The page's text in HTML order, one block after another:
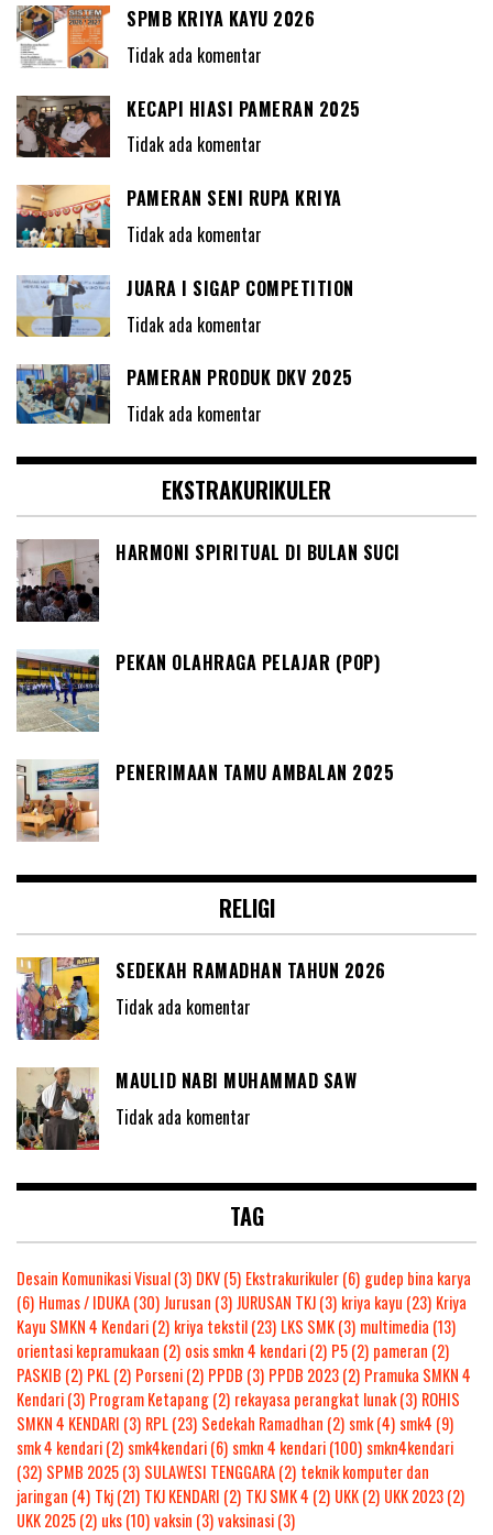
SPMB KRIYA KAYU 2026
Tidak ada komentar
KECAPI HIASI PAMERAN 2025
Tidak ada komentar
PAMERAN SENI RUPA KRIYA
Tidak ada komentar
JUARA I SIGAP COMPETITION
Tidak ada komentar
PAMERAN PRODUK DKV 2025
Tidak ada komentar
EKSTRAKURIKULER
HARMONI SPIRITUAL DI BULAN SUCI
PEKAN OLAHRAGA PELAJAR (POP)
PENERIMAAN TAMU AMBALAN 2025
RELIGI
SEDEKAH RAMADHAN TAHUN 2026
Tidak ada komentar
MAULID NABI MUHAMMAD SAW
Tidak ada komentar
TAG
Desain Komunikasi Visual(3) DKV(5) Ekstrakurikuler(6) gudep bina karya
(6) Humas / IDUKA(30)Jurusan (3)JURUSAN TKJ(3) kriya kayu (23) Kriya
Kayu SMKN 4 Kendari(2) kriya tekstil(23) LKS SMK(3) multimedia (13)
orientasi kepramukaan (2) osis smkn 4 kendari(2) P5(2) pameran (2)
PASKIB (2) PKL(2) Porseni(2) PPDB (3) PPDB 2023(2) Pramuka SMKN 4
Kendari(3) Program Ketapang(2) rekayasa perangkat lunak(3) ROHIS
SMKN 4 KENDARI (3) RPL(23) Sedekah Ramadhan (2) smk(4) smk4 (9)
smk 4 kendari(2) smk4kendari(6) smkn 4 kendari(100) smkn4kendari
(32) SPMB 2025(3) SULAWESI TENGGARA(2) teknik komputer dan
jaringan (4) Tkj(21) TKJ KENDARI (2) TKJ SMK 4 (2) UKK(2) UKK 2023(2)
UKK 2025(2) uks(10)vaksin (3)vaksinasi(3)